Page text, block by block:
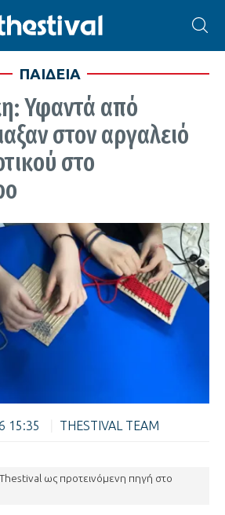
ΠΑΙΔΕΙΑ
Υφαντά από
στον αργαλειό
στο
15:35 THESTIVAL TEAM
ως προτεινόμενη πηγή στο